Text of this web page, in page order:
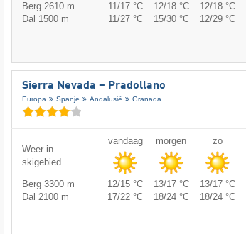
Berg 2610 m 11/17 °C 12/18 °C 12/18 °C
Dal 1500 m
11/27 °C 15/30 °C 12/29 °C
Sierra Nevada – Pradollano
Europa Spanje Andalusië Granada
Weer in
skigebied
vandaag morgen zo
Berg 3300 m 12/15 °C 13/17 °C 13/17 °C
Dal 2100 m
17/22 °C 18/24 °C 18/24 °C